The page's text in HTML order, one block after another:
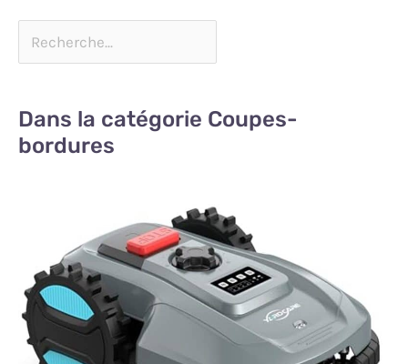
Dans la catégorie Coupes-
bordures